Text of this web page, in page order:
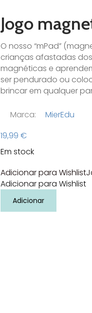
Jogo
O nosso “mPad”
crianças afastadas
magnéticas e
ser pendurado ou
brincar em qualquer
Marca:
MierEdu
19,99 €
Em stock
Adicionar para Wishlist
Adicionar para Wishlist
Jogo
Adicionar